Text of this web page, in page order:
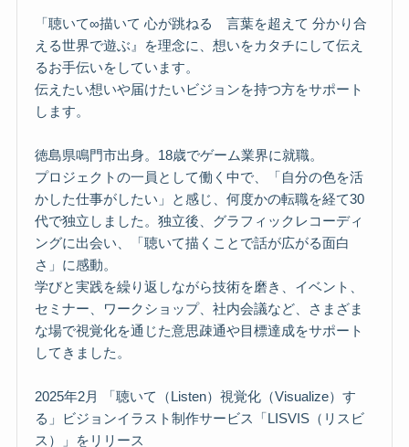
「聴いて∞描いて 心が跳ねる 言葉を超えて 分かり合
える世界で遊ぶ』を理念に、想いをカタチにして伝え
るお手伝いをしています。
伝えたい想いや届けたいビジョンを持つ方をサポート
します。
徳島県鳴門市出身。18歳でゲーム業界に就職。
プロジェクトの一員として働く中で、「自分の色を活
かした仕事がしたい」と感じ、何度かの転職を経て30
代で独立しました。独立後、グラフィックレコーディ
ングに出会い、「聴いて描くことで話が広がる面白
さ」に感動。
学びと実践を繰り返しながら技術を磨き、イベント、
セミナー、ワークショップ、社内会議など、さまざま
な場で視覚化を通じた意思疎通や目標達成をサポート
してきました。
2025年2月 「聴いて（Listen）視覚化（Visualize）す
る」ビジョンイラスト制作サービス「LISVIS（リスビ
ス）」をリリース